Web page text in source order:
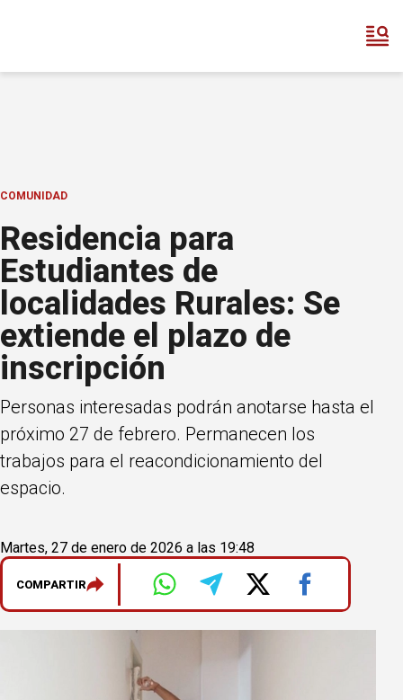
COMUNIDAD
Residencia para
Estudiantes de
localidades Rurales: Se
extiende el plazo de
inscripción
Personas interesadas podrán anotarse hasta el
próximo 27 de febrero. Permanecen los
trabajos para el reacondicionamiento del
espacio.
Martes, 27 de enero de 2026 a las 19:48
COMPARTIR